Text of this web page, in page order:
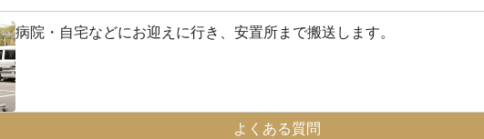
病院・自宅などにお迎えに行き、安置所まで搬送します。
よくある質問